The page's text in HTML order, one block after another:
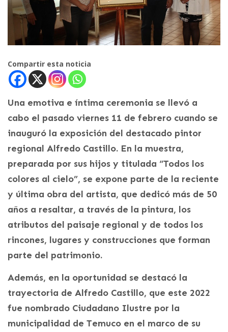
Compartir esta noticia
Una emotiva e íntima ceremonia se llevó a
cabo el pasado viernes 11 de febrero cuando se
inauguró la exposición del destacado pintor
regional Alfredo Castillo. En la muestra,
preparada por sus hijos y titulada “Todos los
colores al cielo”, se expone parte de la reciente
y última obra del artista, que dedicó más de 50
años a resaltar, a través de la pintura, los
atributos del paisaje regional y de todos los
rincones, lugares y construcciones que forman
parte del patrimonio.
Además, en la oportunidad se destacó la
trayectoria de Alfredo Castillo, que este 2022
fue nombrado Ciudadano Ilustre por la
municipalidad de Temuco en el marco de su